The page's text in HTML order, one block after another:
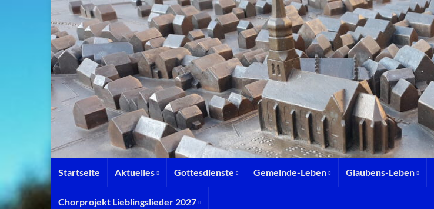
Startseite Aktuelles Gottesdienste Gemeinde-Leben Glaubens-Leben
Chorprojekt Lieblingslieder 2027